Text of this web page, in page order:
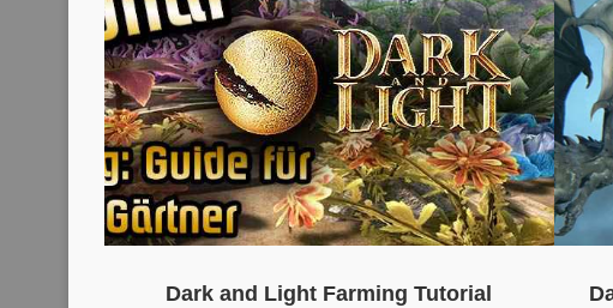
Dark and Light Farming Tutorial